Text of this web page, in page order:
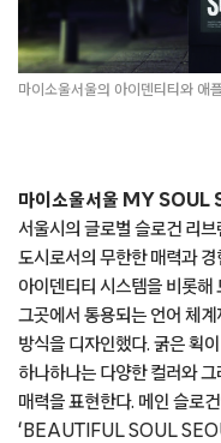
마이소울서울의 아이덴티티와 애
마이소울서울 MY SOUL
서울시의 글로벌 슬로건 리
도시로서의 무한한 매력과
아이덴티티 시스템을 비롯해
그곳에서 통용되는 언어 체
방식을 디자인했다. 굵은 획
하나하나는 다양한 컬러와
매력을 표현한다. 메인 슬로
‘BEAUTIFUL SOUL